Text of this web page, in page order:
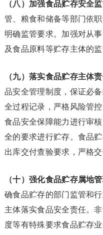
（八）加强食品贮存安全
管、粮食和储备等部门依
明确监管要求。加强对从
及食品原料等贮存主体的
（九）落实食品贮存主体
品安全管理制度，保证必
全过程记录，严格风险管
食品安全保障能力进行审
全的要求进行贮存。食品
出库交付查验要求，严格
（十）强化食品贮存属地
确食品贮存的部门监管和
主体落实食品安全责任。
度等有特殊要求食品贮存